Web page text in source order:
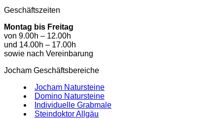
Geschäftszeiten
Montag bis Freitag
von 9.00h – 12.00h
und 14.00h – 17.00h
sowie nach Vereinbarung
Jocham Geschäftsbereiche
Jocham Natursteine
Domino Natursteine
Individuelle Grabmale
Steindoktor Allgäu